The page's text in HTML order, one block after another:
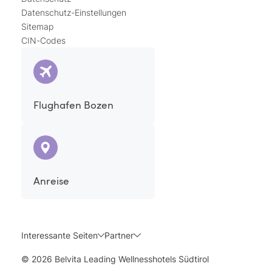
Datenschutz-Einstellungen
Sitemap
CIN-Codes
Flughafen Bozen
Anreise
Interessante Seiten Partner
© 2026 Belvita Leading Wellnesshotels Südtirol